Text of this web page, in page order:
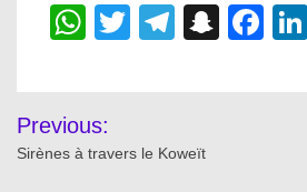
WhatsApp
TwitterTelegram
Post
navigation
Previous:
Sirènes à travers le Koweït